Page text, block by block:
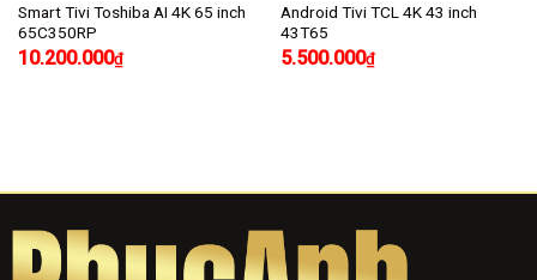
Smart Tivi Toshiba AI 4K 65 inch
65C350RP
10.200.000₫
Android Tivi TCL 4K 43 inch
43T65
5.500.000₫